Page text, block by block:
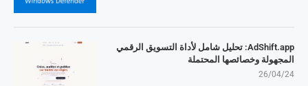
AdShift.app: تحليل شامل لأداة التسويق الرقمي
المجهولة وخصائصها المحتملة
26/04/24